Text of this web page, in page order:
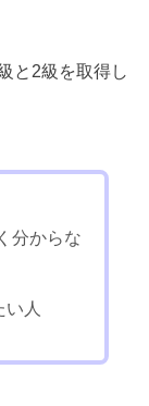
と2級を取得し
分からな
人